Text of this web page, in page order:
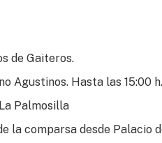
de Gaiteros.
Agustinos. Hasta las 15:00 h.
Palmosilla
la comparsa desde Palacio